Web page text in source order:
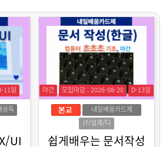
11일
응특
UI
야간 모집마감 : 2026-08-20
D-13일
내일배움카드제
IT/설계/디
쉽게배우는 문서작성